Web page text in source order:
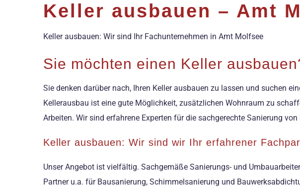
Keller ausbauen – Amt
Keller ausbauen: Wir sind Ihr Fachunternehmen in Amt Molfsee
Sie möchten einen Keller
Sie denken darüber nach, Ihren Keller ausbauen zu lassen und suchen
Kellerausbau ist eine gute Möglichkeit, zusätzlichen Wohnraum zu
Arbeiten. Wir sind erfahrene Experten für die sachgerechte Sanierung
Keller ausbauen: Wir sind wir Ihr erfahrener
Unser Angebot ist vielfältig. Sachgemäße Sanierungs- und
Partner u.a. für Bausanierung, Schimmelsanierung und